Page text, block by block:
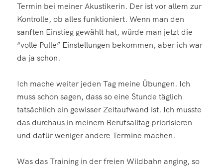
Termin bei meiner Akustikerin. Der ist vor allem zur
Kontrolle, ob alles funktioniert. Wenn man den
sanften Einstieg gewählt hat, würde man jetzt die
“volle Pulle” Einstellungen bekommen, aber ich war
da ja schon.
Ich mache weiter jeden Tag meine Übungen. Ich
muss schon sagen, dass so eine Stunde täglich
tatsächlich ein gewisser Zeitaufwand ist. Ich musste
das durchaus in meinem Berufsalltag priorisieren
und dafür weniger andere Termine machen.
Was das Training in der freien Wildbahn anging, so